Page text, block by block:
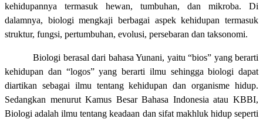
kehidupannya termasuk hewan, tumbuhan, dan mikroba. Di
dalamnya, biologi mengkaji berbagai aspek kehidupan termasuk
struktur, fungsi, pertumbuhan, evolusi, persebaran dan taksonomi.
Biologi berasal dari bahasa Yunani, yaitu “bios” yang berarti
kehidupan dan “logos” yang berarti ilmu sehingga biologi dapat
diartikan sebagai ilmu tentang kehidupan dan organisme hidup.
Sedangkan menurut Kamus Besar Bahasa Indonesia atau KBBI,
Biologi adalah ilmu tentang keadaan dan sifat makhluk hidup seperti